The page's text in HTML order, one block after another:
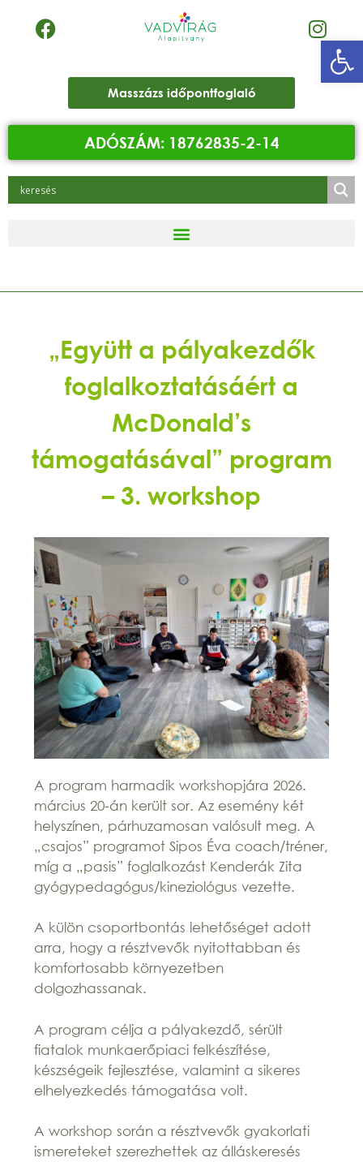
Masszázs időpontfoglaló
ADÓSZÁM: 18762835-2-14
„Együtt a pályakezdők
foglalkoztatásáért a
McDonald’s
támogatásával” program
– 3. workshop
A program harmadik workshopjára 2026.
március 20-án került sor. Az esemény két
helyszínen, párhuzamosan valósult meg. A
„csajos” programot Sipos Éva coach/tréner,
míg a „pasis” foglalkozást Kenderák Zita
gyógypedagógus/kineziológus vezette.
A külön csoportbontás lehetőséget adott
arra, hogy a résztvevők nyitottabban és
komfortosabb környezetben
dolgozhassanak.
A program célja a pályakezdő, sérült
fiatalok munkaerőpiaci felkészítése,
készségeik fejlesztése, valamint a sikeres
elhelyezkedés támogatása volt.
A workshop során a résztvevők gyakorlati
ismereteket szerezhettek az álláskeresés